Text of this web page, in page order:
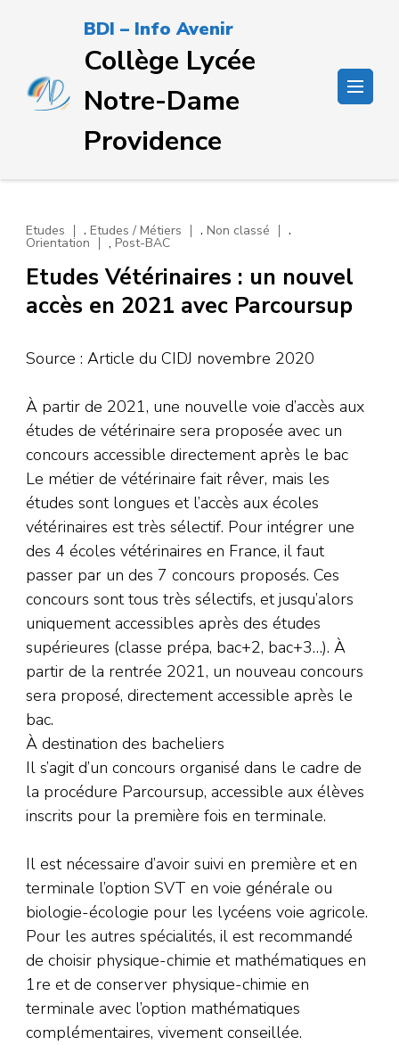
(Pressez
Entrée)
BDI – Info Avenir
Collège Lycée
Notre-Dame
Providence
Etudes , Etudes / Métiers , Non classé ,
Orientation , Post-BAC
Etudes Vétérinaires : un nouvel
accès en 2021 avec Parcoursup
Source : Article du CIDJ novembre 2020
À partir de 2021, une nouvelle voie d’accès aux
études de vétérinaire sera proposée avec un
concours accessible directement après le bac
Le métier de vétérinaire fait rêver, mais les
études sont longues et l’accès aux écoles
vétérinaires est très sélectif. Pour intégrer une
des 4 écoles vétérinaires en France, il faut
passer par un des 7 concours proposés. Ces
concours sont tous très sélectifs, et jusqu’alors
uniquement accessibles après des études
supérieures (classe prépa, bac+2, bac+3…). À
partir de la rentrée 2021, un nouveau concours
sera proposé, directement accessible après le
bac.
À destination des bacheliers
Il s’agit d’un concours organisé dans le cadre de
la procédure Parcoursup, accessible aux élèves
inscrits pour la première fois en terminale.
Il est nécessaire d’avoir suivi en première et en
terminale l’option SVT en voie générale ou
biologie-écologie pour les lycéens voie agricole.
Pour les autres spécialités, il est recommandé
de choisir physique-chimie et mathématiques en
1re et de conserver physique-chimie en
terminale avec l’option mathématiques
complémentaires, vivement conseillée.